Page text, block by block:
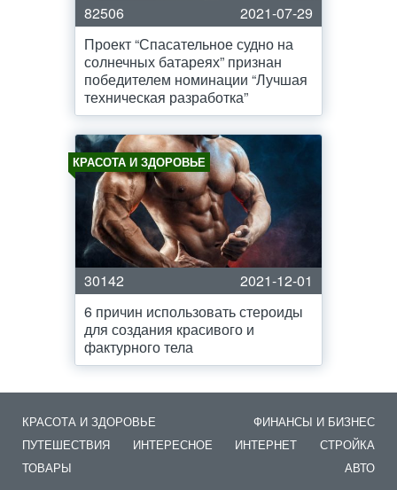
82506
2021-07-29
Проект “Спасательное судно на
солнечных батареях” признан
победителем номинации “Лучшая
техническая разработка”
КРАСОТА И ЗДОРОВЬЕ
30142
2021-12-01
6 причин использовать стероиды
для создания красивого и
фактурного тела
КРАСОТА И ЗДОРОВЬЕ
ФИНАНСЫ И БИЗНЕС
ПУТЕШЕСТВИЯ
ИНТЕРЕСНОЕ ИНТЕРНЕТ
СТРОЙКА
ТОВАРЫ
АВТО